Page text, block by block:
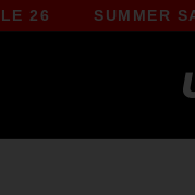
SUMMER SALE 26